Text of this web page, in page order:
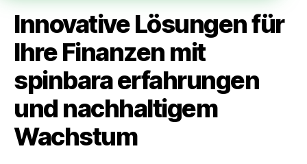
Innovative Lösungen für
Ihre Finanzen mit
spinbara erfahrungen
und nachhaltigem
Wachstum